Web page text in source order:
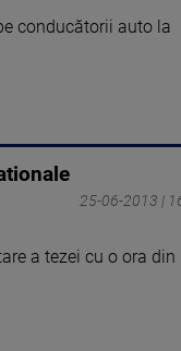
conducătorii auto la
25-06-2013 |
a tezei cu o ora din